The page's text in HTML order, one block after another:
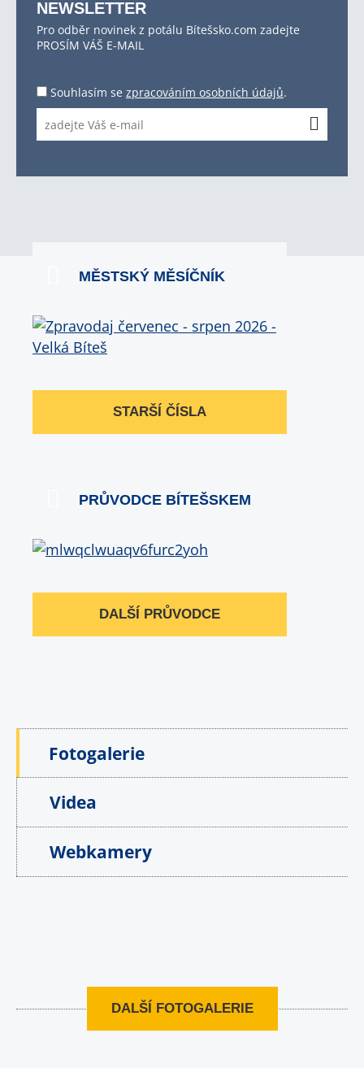
NEWSLETTER
Pro odběr novinek z potálu Bítešsko.com zadejte
PROSÍM VÁŠ E-MAIL
Souhlasím se zpracováním osobních údajů.
MĚSTSKÝ MĚSÍČNÍK
STARŠÍ ČÍSLA
PRŮVODCE BÍTEŠSKEM
DALŠÍ PRŮVODCE
Fotogalerie
Videa
Webkamery
DALŠÍ FOTOGALERIE